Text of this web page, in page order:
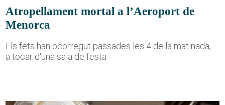
Atropellament mortal a l’Aeroport de
Menorca
Els fets han ocorregut passades les 4 de la matinada,
a tocar d'una sala de festa